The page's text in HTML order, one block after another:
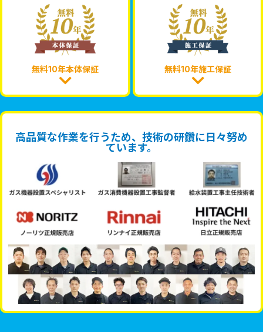
無料10年本体保証 無料10年施工保証
高品質な作業を行うため、技術の研鑽に日々努め
ています。